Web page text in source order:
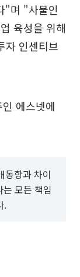
"며 "사물인
육성을 위해
자 인센티브
에스넷에
동향과 차이
모든 책임
.